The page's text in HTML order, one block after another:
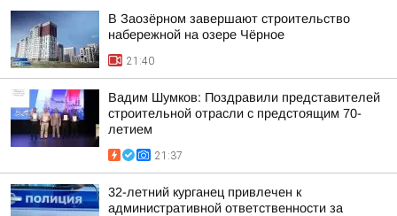
В Заозёрном завершают строительство
набережной на озере Чёрное
21:40
Вадим Шумков: Поздравили представителей
строительной отрасли с предстоящим 70-
летием
21:37
32-летний курганец привлечен к
административной ответственности за